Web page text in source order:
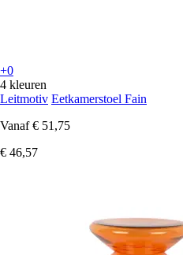
+0
4 kleuren
Leitmotiv Eetkamerstoel Fain
Vanaf € 51,75
€ 46,57